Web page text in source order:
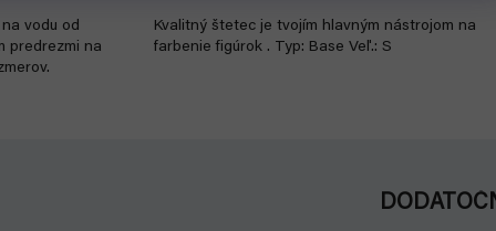
vodu od
predrezmi na
Kvalitný štetec je tvojím hlavným nástrojom na
farbenie figúrok . Typ: Base Veľ.: S